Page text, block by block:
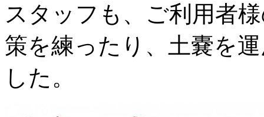
スタッフも、ご利用者
策を練ったり、土嚢を
した。